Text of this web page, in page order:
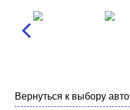
Вернуться к выбору авто